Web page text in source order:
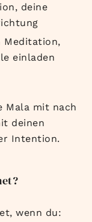
deine
Meditation,
einladen
Mala mit nach
deinen
Intention.
wenn du: